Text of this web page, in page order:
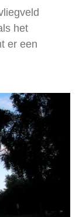
het
er een